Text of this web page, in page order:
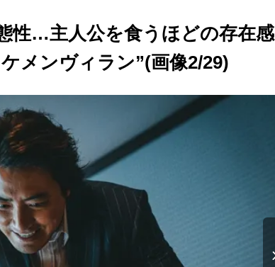
性…主人公を食うほどの存在感
メンヴィラン”(画像2/29)